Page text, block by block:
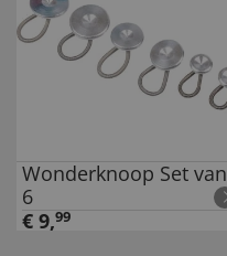
Wonderknoop Set van
6
€ 9,99